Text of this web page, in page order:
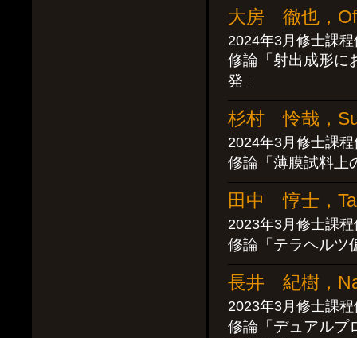
大房 徹也，
2024年3月修士課
修論「射出成形に
発」
杉村 怜哉，
2024年3月修士課
修論「薄膜試料
田中 惇士，
2023年3月修士課
修論「テラヘルツ
長井 紀樹，
2023年3月修士課
修論「デュアルプ